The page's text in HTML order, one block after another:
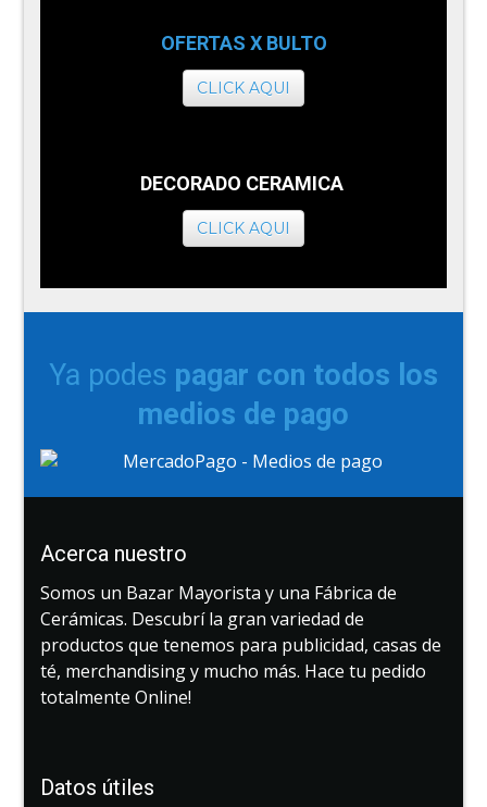
OFERTAS X BULTO
CLICK AQUI
DECORADO CERAMICA
CLICK AQUI
Ya podes pagar con todos los
medios de pago
Acerca nuestro
Somos un Bazar Mayorista y una Fábrica de
Cerámicas. Descubrí la gran variedad de
productos que tenemos para publicidad, casas de
té, merchandising y mucho más. Hace tu pedido
totalmente Online!
Datos útiles